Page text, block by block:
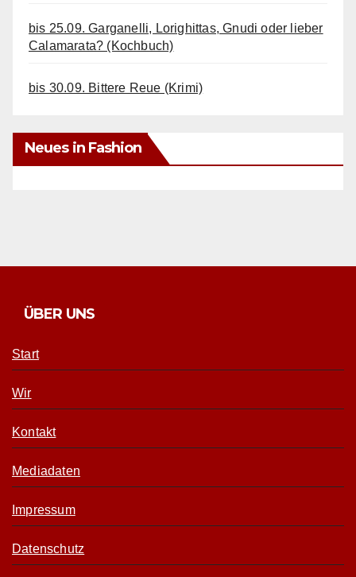
bis 25.09. Garganelli, Lorighittas, Gnudi oder lieber
Calamarata? (Kochbuch)
bis 30.09. Bittere Reue (Krimi)
Neues in Fashion
ÜBER UNS
Start
Wir
Kontakt
Mediadaten
Impressum
Datenschutz